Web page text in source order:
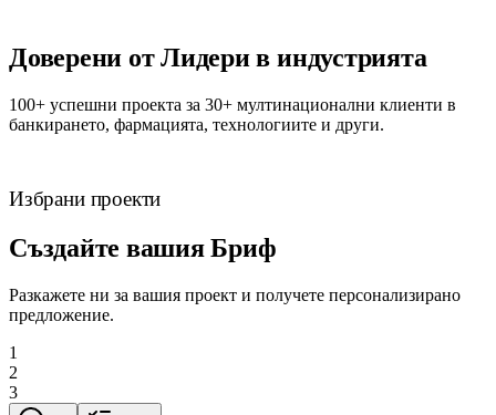
Доверени от Лидери в индустрията
100+ успешни проекта за 30+ мултинационални клиенти в
банкирането, фармацията, технологиите и други.
Избрани проекти
Създайте вашия Бриф
Разкажете ни за вашия проект и получете персонализирано
предложение.
1
2
3